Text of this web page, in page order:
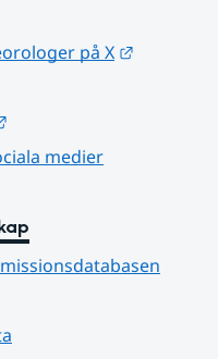
på X
medier